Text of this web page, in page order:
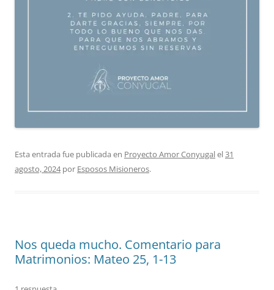
Esta entrada fue publicada en Proyecto Amor Conyugalel31
agosto, 2024por Esposos Misioneros.
Nos queda mucho. Comentario para
Matrimonios: Mateo 25, 1-13